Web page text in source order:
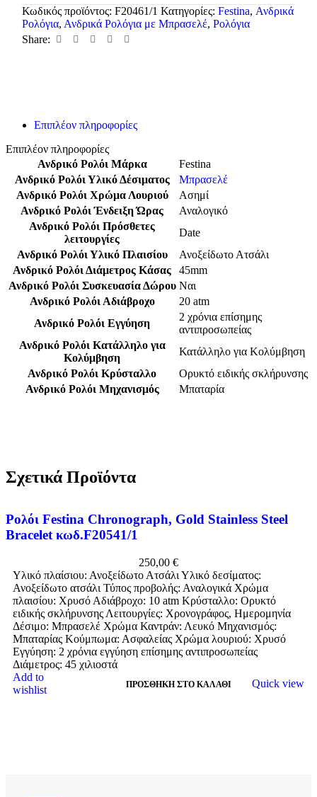
Κωδικός προϊόντος: F20461/1 Κατηγορίες: Festina, Ανδρικά
Ρολόγια, Ανδρικά Ρολόγια με Μπρασελέ, Ρολόγια
Share:
Επιπλέον πληροφορίες
Επιπλέον πληροφορίες
Ανδρικό Ρολόι Μάρκα
Festina
Ανδρικό Ρολόι Υλικό Δέσιματος
Μπρασελέ
Ανδρικό Ρολόι Χρώμα Λουριού
Ασημί
Ανδρικό Ρολόι Ένδειξη Ώρας
Αναλογικό
Ανδρικό Ρολόι Πρόσθετες
λειτουργίες
Date
Ανδρικό Ρολόι Υλικό Πλαισίου
Ανοξείδωτο Ατσάλι
Ανδρικό Ρολόι Διάμετρος Κάσας
45mm
Ανδρικό Ρολόι Συσκευασία Δώρου Ναι
Ανδρικό Ρολόι Αδιάβροχο
20 atm
Ανδρικό Ρολόι Εγγύηση
2 χρόνια επίσημης
αντιπροσωπείας
Ανδρικό Ρολόι Κατάλληλο για
Κολύμβηση
Κατάλληλο για Κολύμβηση
Ανδρικό Ρολόι Κρύσταλλο
Ορυκτό ειδικής σκλήρυνσης
Ανδρικό Ρολόι Μηχανισμός
Μπαταρία
Σχετικά Προϊόντα
Ρολόι Festina Chronograph, Gold Stainless Steel
Bracelet κωδ.F20541/1
250,00 €
Υλικό πλαίσιου: Ανοξείδωτο Ατσάλι Υλικό δεσίματος:
Ανοξείδωτο ατσάλι Τύπος προβολής: Αναλογικά Χρώμα
πλαισίου: Χρυσό Αδιάβροχο: 10 atm Κρύσταλλο: Ορυκτό
ειδικής σκλήρυνσης Λειτουργίες: Χρονογράφος, Ημερομηνία
Δέσιμο: Μπρασελέ Χρώμα Καντράν: Λευκό Μηχανισμός:
Μπαταρίας Κούμπωμα: Ασφαλείας Χρώμα λουριού: Χρυσό
Εγγύηση: 2 χρόνια εγγύηση επίσημης αντιπροσωπείας
Διάμετρος: 45 χιλιοστά
Add to
wishlist
ΠΡΟΣΘΉΚΗ ΣΤΟ ΚΑΛΆΘΙ Quick view